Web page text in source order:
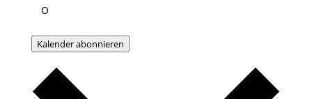
O
Kalender abonnieren